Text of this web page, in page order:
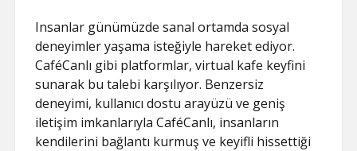
Insanlar günümüzde sanal ortamda sosyal
deneyimler yaşama isteğiyle hareket ediyor.
CaféCanlı gibi platformlar, virtual kafe keyfini
sunarak bu talebi karşılıyor. Benzersiz
deneyimi, kullanıcı dostu arayüzü ve geniş
iletişim imkanlarıyla CaféCanlı, insanların
kendilerini bağlantı kurmuş ve keyifli hissettiği